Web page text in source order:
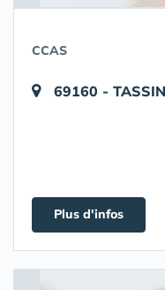
CCAS
69160 -
Plus d'infos